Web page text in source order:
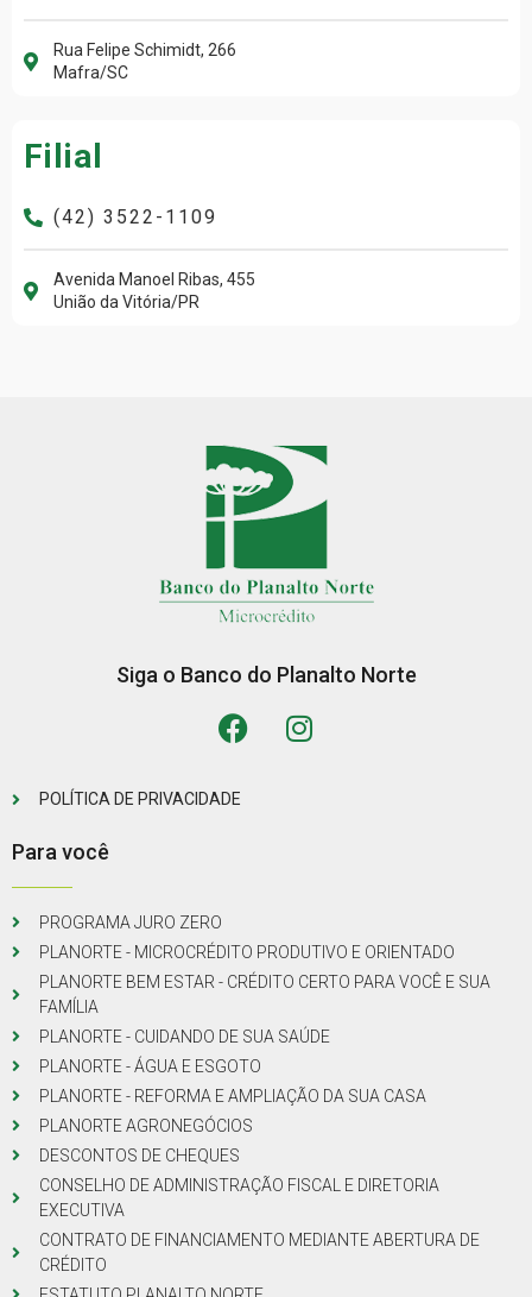
Rua Felipe Schimidt, 266
Mafra/SC
Filial
(42) 3522-1109
Avenida Manoel Ribas, 455
União da Vitória/PR
Siga o Banco do Planalto Norte
POLÍTICA DE PRIVACIDADE
Para você
PROGRAMA JURO ZERO
PLANORTE - MICROCRÉDITO PRODUTIVO E ORIENTADO
PLANORTE BEM ESTAR - CRÉDITO CERTO PARA VOCÊ E SUA
FAMÍLIA
PLANORTE - CUIDANDO DE SUA SAÚDE
PLANORTE - ÁGUA E ESGOTO
PLANORTE - REFORMA E AMPLIAÇÃO DA SUA CASA
PLANORTE AGRONEGÓCIOS
DESCONTOS DE CHEQUES
CONSELHO DE ADMINISTRAÇÃO FISCAL E DIRETORIA
EXECUTIVA
CONTRATO DE FINANCIAMENTO MEDIANTE ABERTURA DE
CRÉDITO